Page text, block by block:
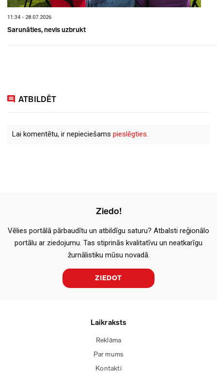
11:34 - 28.07.2026
Sarunāties, nevis uzbrukt
ATBILDĒT
Lai komentētu, ir nepieciešams pieslēgties.
Ziedo!
Vēlies portālā pārbaudītu un atbildīgu saturu? Atbalsti reģionālo
portālu ar ziedojumu. Tas stiprinās kvalitatīvu un neatkarīgu
žurnālistiku mūsu novadā.
ZIEDOT
Laikraksts
Reklāma
Par mums
Kontakti